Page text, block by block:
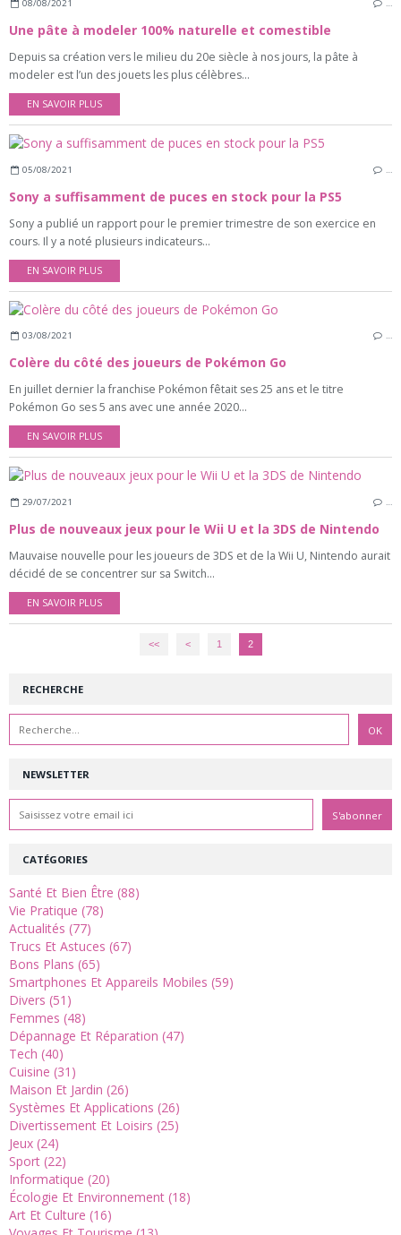
08/08/2021 …
Une pâte à modeler 100% naturelle et comestible
Depuis sa création vers le milieu du 20e siècle à nos jours, la pâte à
modeler est l’un des jouets les plus célèbres...
EN SAVOIR PLUS
05/08/2021 …
Sony a suffisamment de puces en stock pour la PS5
Sony a publié un rapport pour le premier trimestre de son exercice en
cours. Il y a noté plusieurs indicateurs...
EN SAVOIR PLUS
03/08/2021 …
Colère du côté des joueurs de Pokémon Go
En juillet dernier la franchise Pokémon fêtait ses 25 ans et le titre
Pokémon Go ses 5 ans avec une année 2020...
EN SAVOIR PLUS
29/07/2021 …
Plus de nouveaux jeux pour le Wii U et la 3DS de Nintendo
Mauvaise nouvelle pour les joueurs de 3DS et de la Wii U, Nintendo aurait
décidé de se concentrer sur sa Switch...
EN SAVOIR PLUS
<< < 1 2
NEWSLETTER
RECHERCHE
CATÉGORIES
Santé Et Bien Être (88)
Vie Pratique (78)
Actualités (77)
Trucs Et Astuces (67)
Bons Plans (65)
Smartphones Et Appareils Mobiles (59)
Divers (51)
Femmes (48)
Dépannage Et Réparation (47)
Tech (40)
Cuisine (31)
Maison Et Jardin (26)
Systèmes Et Applications (26)
Divertissement Et Loisirs (25)
Jeux (24)
Sport (22)
Informatique (20)
Écologie Et Environnement (18)
Art Et Culture (16)